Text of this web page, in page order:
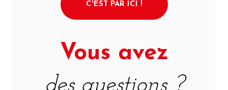
C'EST PAR ICI !
Vous avez
des questions ?